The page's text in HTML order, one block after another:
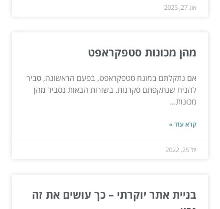
אוג 27, 2025
מהן מכונות סטפקראפט
אם נתקלתם במונח סטפקראפט, בפעם הראשונה, סביר
להניח שנתקפתם סקרנות. בשורות הבאות נסביר מהן
מכונות...
קרא עוד »
יול 25, 2022
בניית אתר יוקרתי – כך עושים את זה